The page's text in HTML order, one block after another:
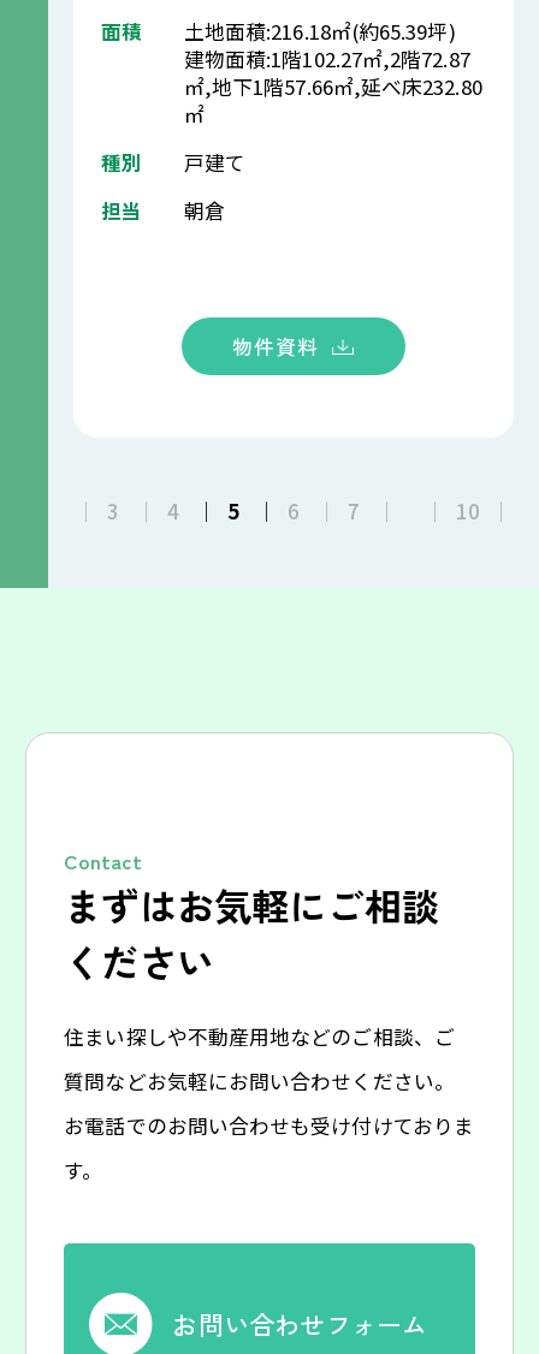
面積
土地面積:216.18㎡(約65.39坪)
建物面積:1階102.27㎡,2階72.87
㎡,地下1階57.66㎡,延べ床232.80
㎡
種別
戸建て
担当
朝倉
物件資料
3 4 5 6 7 10
Contact
まずはお気軽にご相談
ください
住まい探しや不動産用地などのご相談、ご
質問などお気軽にお問い合わせください。
お電話でのお問い合わせも受け付けておりま
す。
お問い合わせフォーム